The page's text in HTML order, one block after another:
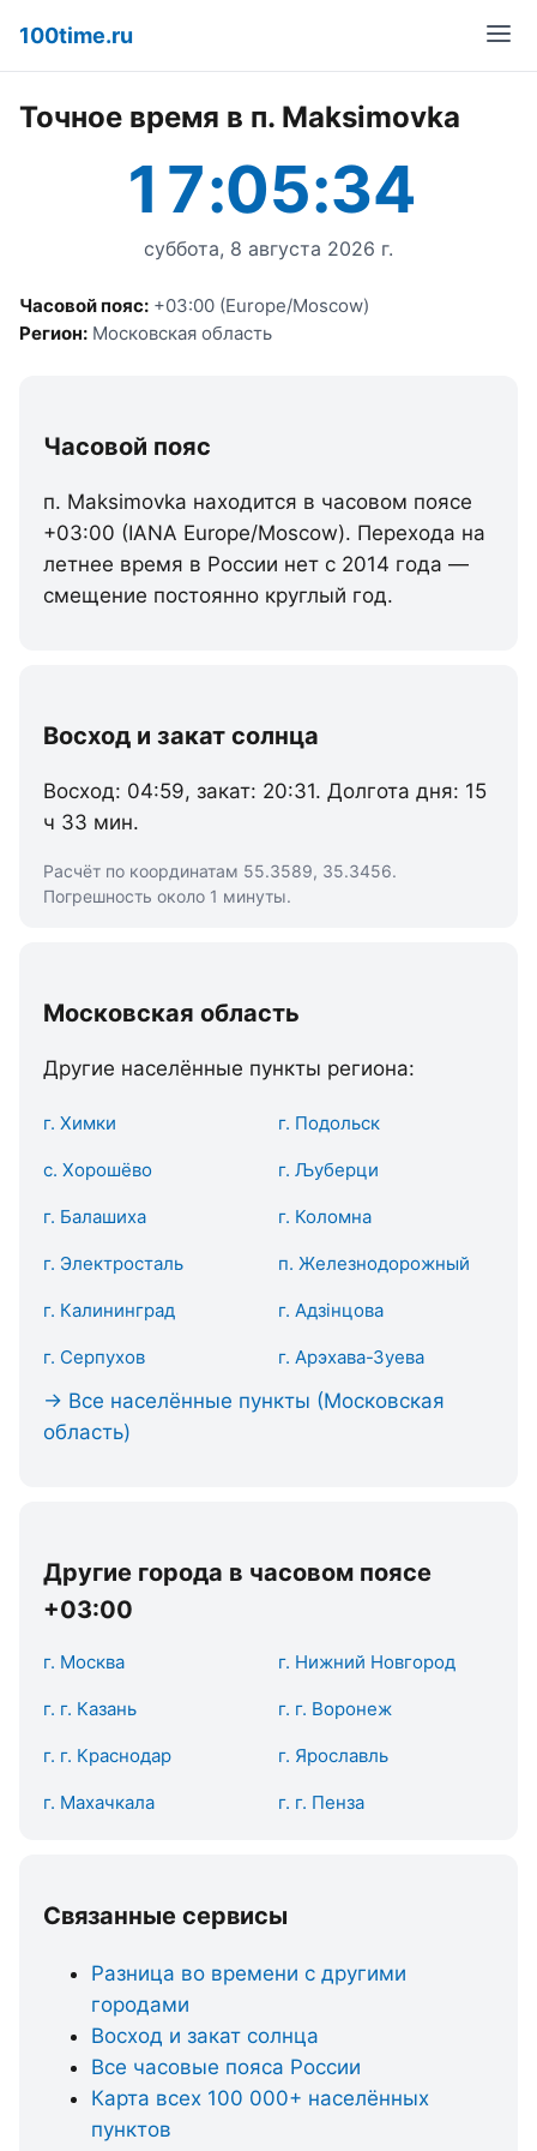
100time.ru
Точное время в п. Maksimovka
17:05:34
суббота, 8 августа 2026 г.
Часовой пояс: +03:00 (Europe/Moscow)
Регион: Московская область
Часовой пояс
п. Maksimovka находится в часовом поясе
+03:00 (IANA Europe/Moscow). Перехода на
летнее время в России нет с 2014 года —
смещение постоянно круглый год.
Восход и закат солнца
Восход: 04:59, закат: 20:31. Долгота дня: 15
ч 33 мин.
Расчёт по координатам 55.3589, 35.3456.
Погрешность около 1 минуты.
Московская область
Другие населённые пункты региона:
г. Химки г. Подольск
с. Хорошёво г. Љуберци
г. Балашиха г. Коломна
г. Электросталь п. Железнодорожный
г. Калининград г. Адзінцова
г. Серпухов г. Арэхава-Зуева
→ Все населённые пункты (Московская
область)
Другие города в часовом поясе
+03:00
г. Москва г. Нижний Новгород
г. г. Казань г. г. Воронеж
г. г. Краснодар г. Ярославль
г. Махачкала г. г. Пенза
Связанные сервисы
Разница во времени с другими
городами
Восход и закат солнца
Все часовые пояса России
Карта всех 100 000+ населённых
пунктов